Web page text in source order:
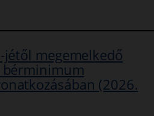
megemelkedő
(2026.